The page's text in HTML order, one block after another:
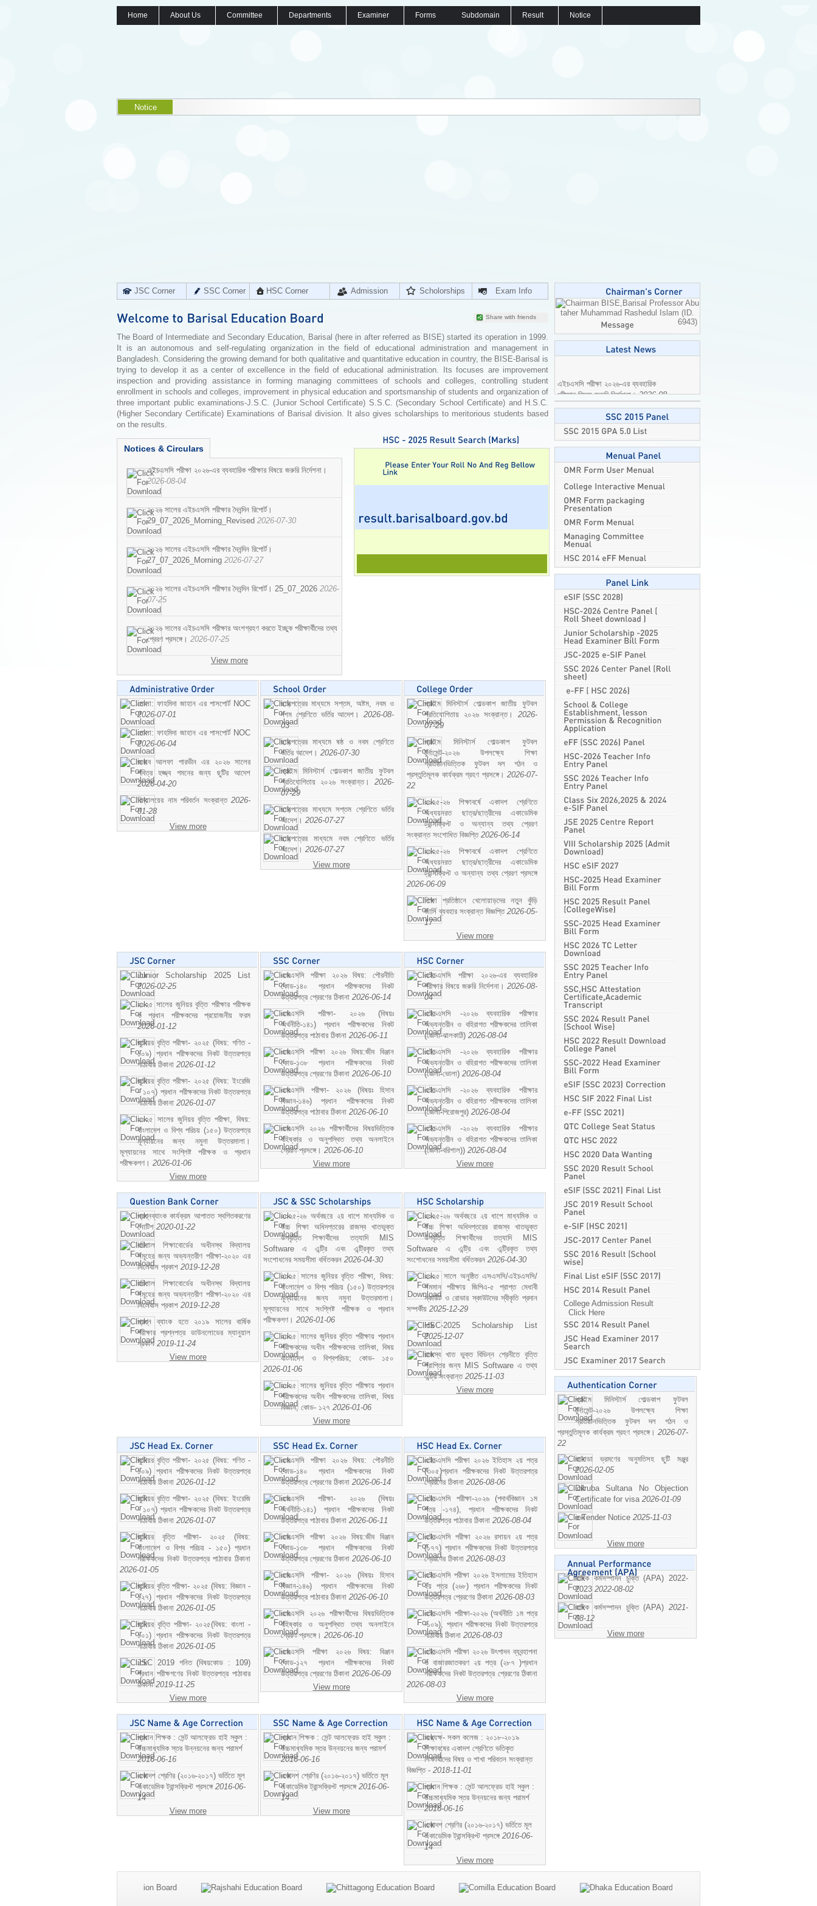
Home About Us Committee Departments Examiner Forms Subdomain Result Notice
Notice
JSC Corner SSC Corner HSC Corner Admission Scholorships Exam Info
Share with friends
The Board of Intermediate and Secondary Education, Barisal (here in after referred as BISE) started its operation in 1999.
It is an autonomous and self-regulating organization in the field of educational administration and management in
Bangladesh. Considering the growing demand for both qualitative and quantitative education in country, the BISE-Barisal is
trying to develop it as a center of excellence in the field of educational administration. Its focuses are improvement
inspection and providing assistance in forming managing committees of schools and colleges, controlling student
enrollment in schools and colleges, improvement in physical education and sportsmanship of students and organization of
three important public examinations-J.S.C. (Junior School Certificate) S.S.C. (Secondary School Certificate) and H.S.C.
(Higher Secondary Certificate) Examinations of Barisal division. It also gives scholarships to meritorious students based
on the results.
Notices & Circulars
এইচএসসি পরীক্ষা ২০২৬-এর ব্যবহারিক পরীক্ষার বিষয়ে জরুরি নির্দেশনা।
2026-08-04
২০২৬ সালের এইচএসসি পরীক্ষার দৈনন্দিন রিপোর্ট।
29_07_2026_Morning_Revised 2026-07-30
২০২৬ সালের এইচএসসি পরীক্ষার দৈনন্দিন রিপোর্ট।
27_07_2026_Morning 2026-07-27
২০২৬ সালের এইচএসসি পরীক্ষার দৈনন্দিন রিপোর্ট। 25_07_2026 2026-
07-25
২০২৬ সালের এইচএসসি পরীক্ষার অংশগ্রহণ করতে ইচ্ছুক পরীক্ষার্থীদের তথ্য
প্রেরণ প্রসঙ্গে। 2026-07-25
View more
মোসা: ফাহমিদা জাহান এর পাসপোর্ট NOC
2026-07-01
মোসা: ফাহমিদা জাহান এর পাসপোর্ট NOC
2026-06-04
জনাব আলফা পারভীন এর ২০২৬ সালের
পবিত্র হজ্জ্ব গমনের জন্য ছুটির আদেশ
2026-04-20
বিদ্যালয়ের নাম পরিবর্তন সংক্রান্ত 2026-
01-28
View more
ছাড়পত্রের মাধ্যমে সপ্তম, অষ্টম, নবম ও
দশম শ্রেণিতে ভর্তির আদেশ। 2026-08-
03
ছাড়পত্রের মাধ্যমে ষষ্ঠ ও নবম শ্রেণিতে
ভর্তির আদেশ। 2026-07-30
প্রাইম মিনিস্টার্স গোল্ডকাপ জাতীয় ফুটবল
প্রতিযোগিতায় ২০২৬ সংক্রান্ত। 2026-
07-29
ছাড়পত্রের মাধ্যমে সপ্তম শ্রেণিতে ভর্তির
আদেশ। 2026-07-27
ছাড়পত্রের মাধ্যমে নবম শ্রেণিতে ভর্তির
আদেশ। 2026-07-27
View more
প্রাইম মিনিস্টার্স গোল্ডকাপ জাতীয় ফুটবল
প্রতিযোগিতায় ২০২৬ সংক্রান্ত। 2026-
07-29
প্রাইম মিনিস্টার্স গোল্ডকাপ ফুটবল
টুর্নামেন্ট-২০২৬ উপলক্ষ্যে শিক্ষা
প্রতিষ্ঠানভিত্তিক ফুটবল দল গঠন ও
প্রস্তুতিমূলক কার্যক্রম গ্রহণ প্রসঙ্গে। 2026-07-
22
২০২৫-২৬ শিক্ষাবর্ষে একাদশ শ্রেণিতে
অধ্যয়নরত ছাত্র/ছাত্রীদের একাডেমিক
ট্রান্সক্রিপ্ট ও অন্যান্য তথ্য প্রেরণ
সংক্রান্ত সংশোধিত বিজ্ঞপ্তি 2026-06-14
২০২৫-২৬ শিক্ষাবর্ষে একাদশ শ্রেণিতে
অধ্যয়নরত ছাত্র/ছাত্রীদের একাডেমিক
ট্রান্সক্রিপ্ট ও অন্যান্য তথ্য প্রেরণ প্রসঙ্গে
2026-06-09
শিক্ষা প্রতিষ্ঠানে খেলোয়াড়দের নতুন কুঁড়ি
জার্সি ব্যবহার সংক্রান্ত বিজ্ঞপ্তি 2026-05-
17
View more
Junior Scholarship 2025 List
2026-02-25
২০২৫ সালের জুনিয়র বৃত্তি পরীক্ষার পরীক্ষক
ও প্রধান পরীক্ষকদের প্রয়োজনীয় ফরম
2026-01-12
জুনিয়র বৃত্তি পরীক্ষা- ২০২৫ (বিষয়: গণিত -
১০৯) প্রধান পরীক্ষকদের নিকট উত্তরপত্র
পাঠাবার ঠিকানা 2026-01-12
জুনিয়র বৃত্তি পরীক্ষা- ২০২৫ (বিষয়: ইংরেজি
- ১০৭) প্রধান পরীক্ষকদের নিকট উত্তরপত্র
পাঠাবার ঠিকানা 2026-01-07
২০২৫ সালের জুনিয়র বৃত্তি পরীক্ষা, বিষয়:
বাংলাদেশ ও বিশ্ব পরিচয় (১৫০) উত্তরপত্র
মূল্যায়নের জন্য নমুনা উত্তরমালা।
মূল্যায়নের সাথে সংশ্লিষ্ট পরীক্ষক ও প্রধান
পরীক্ষকগণ। 2026-01-06
View more
এসএসসি পরীক্ষা ২০২৬ বিষয়: পৌরনীতি
কোড-১৪০ প্রধান পরীক্ষকদের নিকট
উত্তরপত্র প্রেরণের ঠিকানা 2026-06-14
এসএসসি পরীক্ষা- ২০২৬ (বিষয়ঃ
অর্থনীতি-১৪১) প্রধান পরীক্ষকদের নিকট
উত্তরপত্র পাঠাবার ঠিকানা 2026-06-11
এসএসসি পরীক্ষা ২০২৬ বিষয়:জীব বিঞ্জান
কোড-১৩৮ প্রধান পরীক্ষকদের নিকট
উত্তরপত্র প্রেরণের ঠিকানা 2026-06-10
এসএসসি পরীক্ষা- ২০২৬ (বিষয়ঃ হিসাব
বিজ্ঞান-১৪৬) প্রধান পরীক্ষকদের নিকট
উত্তরপত্র পাঠাবার ঠিকানা 2026-06-10
এসএসসি ২০২৬ পরীক্ষার্থীদের বিষয়ভিত্তিক
বহিষ্কার ও অনুপস্থিত তথ্য অনলাইনে
প্রেরণ প্রসঙ্গে। 2026-06-10
View more
এইচএসসি পরীক্ষা ২০২৬-এর ব্যবহারিক
পরীক্ষার বিষয়ে জরুরি নির্দেশনা। 2026-08-
04
এইচএসসি -২০২৬ ব্যবহারিক পরীক্ষার
অভ্যন্তরীন ও বহিরাগত পরীক্ষকদের তালিকা
(জেলা-ঝালকাঠি) 2026-08-04
এইচএসসি -২০২৬ ব্যবহারিক পরীক্ষার
অভ্যন্তরীন ও বহিরাগত পরীক্ষকদের তালিকা
(জেলা-ভোলা) 2026-08-04
এইচএসসি -২০২৬ ব্যবহারিক পরীক্ষার
অভ্যন্তরীন ও বহিরাগত পরীক্ষকদের তালিকা
(জেলা-পিরোজপুর) 2026-08-04
এইচএসসি -২০২৬ ব্যবহারিক পরীক্ষার
অভ্যন্তরীন ও বহিরাগত পরীক্ষকদের তালিকা
(জেলা-বরিশাল)) 2026-08-04
View more
প্রশ্নব্যাংক কার্যক্রম আপাতত স্থগিতকরণের
নোটিশ 2020-01-22
বরিশাল শিক্ষাবোর্ডের অধীনস্থ বিদ্যালয়
সমূহের জন্য অভ্যন্তরীণ পরীক্ষা-২০২০ এর
সিলেবাস প্রকাশ 2019-12-28
বরিশাল শিক্ষাবোর্ডের অধীনস্থ বিদ্যালয়
সমূহের জন্য অভ্যন্তরীণ পরীক্ষা-২০২০ এর
সিলেবাস প্রকাশ 2019-12-28
প্রশ্ন ব্যাংক হতে ২০১৯ সালের বার্ষিক
পরীক্ষার প্রশ্নপত্র ডাউনলোডের ম্যানুয়াল
প্রকাশ 2019-11-24
View more
২০২৫-২৬ অর্থবছরে ২য় ধাপে মাধ্যমিক ও
উচ্চ শিক্ষা অধিদপ্তরের রাজস্ব খাতভুক্ত
উপবৃত্তি শিক্ষার্থীদের তত্যাদি MIS
Software এ এন্ট্রি এবং এন্ট্রিকৃত তথ্য
সংশোধনের সময়সীমা বর্ধিতকরন 2026-04-30
২০২৫ সালের জুনিয়র বৃত্তি পরীক্ষা, বিষয়:
বাংলাদেশ ও বিশ্ব পরিচয় (১৫০) উত্তরপত্র
মূল্যায়নের জন্য নমুনা উত্তরমালা।
মূল্যায়নের সাথে সংশ্লিষ্ট পরীক্ষক ও প্রধান
পরীক্ষকগণ। 2026-01-06
২০২৫ সালের জুনিয়র বৃত্তি পরীক্ষায় প্রধান
পরীক্ষকদের অধীন পরীক্ষকদের তালিকা, বিষয়
বাংলাদেশ ও বিশ্বপরিচয়; কোড- ১৫০
2026-01-06
২০২৫ সালের জুনিয়র বৃত্তি পরীক্ষায় প্রধান
পরীক্ষকদের অধীন পরীক্ষকদের তালিকা, বিষয়
বিজ্ঞান; কোড- ১২৭ 2026-01-06
View more
২০২৫-২৬ অর্থবছরে ২য় ধাপে মাধ্যমিক ও
উচ্চ শিক্ষা অধিদপ্তরের রাজস্ব খাতভুক্ত
উপবৃত্তি শিক্ষার্থীদের তত্যাদি MIS
Software এ এন্ট্রি এবং এন্ট্রিকৃত তথ্য
সংশোধনের সময়সীমা বর্ধিতকরন 2026-04-30
২০২৫ সালে অনুষ্ঠিত এসএসসি/এইচএসসি/
সমমান পরীক্ষায় জিপিএ-৫ প্রাপ্ত মেধাবী
স্কাউট ও রোভার স্কাউটদের স্বীকৃতি প্রদান
সম্পর্কীয় 2025-12-29
HSC-2025 Scholarship List
2025-12-07
রাজস্ব খাত ভুক্ত বিভিন্ন শ্রেনীতে বৃত্তি
প্রাপ্তির জন্য MIS Software এ তথ্য
এন্ট্রি সংক্রান্ত 2025-11-03
View more
জুনিয়র বৃত্তি পরীক্ষা- ২০২৫ (বিষয়: গণিত -
১০৯) প্রধান পরীক্ষকদের নিকট উত্তরপত্র
পাঠাবার ঠিকানা 2026-01-12
জুনিয়র বৃত্তি পরীক্ষা- ২০২৫ (বিষয়: ইংরেজি
- ১০৭) প্রধান পরীক্ষকদের নিকট উত্তরপত্র
পাঠাবার ঠিকানা 2026-01-07
জুনিয়র বৃত্তি পরীক্ষা- ২০২৫ (বিষয়:
বাংলাদেশ ও বিশ্ব পরিচয় - ১৫০) প্রধান
পরীক্ষকদের নিকট উত্তরপত্র পাঠাবার ঠিকানা
2026-01-05
জুনিয়র বৃত্তি পরীক্ষা- ২০২৫ (বিষয়: বিজ্ঞান -
১২৭) প্রধান পরীক্ষকদের নিকট উত্তরপত্র
পাঠাবার ঠিকানা 2026-01-05
জুনিয়র বৃত্তি পরীক্ষা- ২০২৫(বিষয়: বাংলা -
১০১) প্রধান পরীক্ষকদের নিকট উত্তরপত্র
পাঠাবার ঠিকানা 2026-01-05
JSC 2019 গনিত (বিষয়কোড : 109)
প্রধান পরীক্ষগণের নিকট উত্তরপত্র পাঠাবার
ঠিকানা2019-11-25
View more
এসএসসি পরীক্ষা ২০২৬ বিষয়: পৌরনীতি
কোড-১৪০ প্রধান পরীক্ষকদের নিকট
উত্তরপত্র প্রেরণের ঠিকানা 2026-06-14
এসএসসি পরীক্ষা- ২০২৬ (বিষয়ঃ
অর্থনীতি-১৪১) প্রধান পরীক্ষকদের নিকট
উত্তরপত্র পাঠাবার ঠিকানা 2026-06-11
এসএসসি পরীক্ষা ২০২৬ বিষয়:জীব বিঞ্জান
কোড-১৩৮ প্রধান পরীক্ষকদের নিকট
উত্তরপত্র প্রেরণের ঠিকানা 2026-06-10
এসএসসি পরীক্ষা- ২০২৬ (বিষয়ঃ হিসাব
বিজ্ঞান-১৪৬) প্রধান পরীক্ষকদের নিকট
উত্তরপত্র পাঠাবার ঠিকানা 2026-06-10
এসএসসি ২০২৬ পরীক্ষার্থীদের বিষয়ভিত্তিক
বহিষ্কার ও অনুপস্থিত তথ্য অনলাইনে
প্রেরণ প্রসঙ্গে। 2026-06-10
এসএসসি পরীক্ষা ২০২৬ বিষয়: বিঞ্জান
কোড-১২৭ প্রধান পরীক্ষকদের নিকট
উত্তরপত্র প্রেরণের ঠিকানা 2026-06-09
View more
এইচএসসি পরীক্ষা ২০২৬ ইতিহাস ২য় পত্র
(৩০৫)প্রধান পরীক্ষকদের নিকট উত্তরপত্র
প্রেরণের ঠিকানা 2026-08-06
এইচএসসি পরীক্ষা-২০২৬ (পদার্থবিজ্ঞান ১ম
পত্র -১৭৪), প্রধান পরীক্ষকদের নিকট
উত্তরপত্র পাঠাবার ঠিকানা 2026-08-04
এইচএসসি পরীক্ষা ২০২৬ রসায়ন ২য় পত্র
(১৭৭) প্রধান পরীক্ষকদের নিকট উত্তরপত্র
প্রেরণের ঠিকানা 2026-08-03
এইচএসসি পরীক্ষা ২০২৬ ইসলামের ইতিহাস
২য় পত্র (২৬৮) প্রধান পরীক্ষকদের নিকট
উত্তরপত্র প্রেরণের ঠিকানা 2026-08-03
এইচএসসি পরীক্ষা-২০২৬ (অর্থনীতি ১ম পত্র
-১০৯), প্রধান পরীক্ষকদের নিকট উত্তরপত্র
পাঠাবার ঠিকানা 2026-08-03
এইচএসসি পরীক্ষা ২০২৬ উৎপাদন ব্যবন্হাপনা
ও বাজারজাতকরণ ২য় পত্র (২৮৭ )প্রধান
পরীক্ষকদের নিকট উত্তরপত্র প্রেরণের ঠিকানা
2026-08-03
View more
প্রধান শিক্ষক : সেন্ট আলফ্রেড হাই স্কুল :
উচ্চমাধ্যমিক স্তর উন্নয়নের জন্য পরামর্শ
2016-06-16
একাদশ শ্রেণির (২০১৬-২০১৭) ভর্তিতে মূল
একাডেমিক ট্রান্সক্রিপ্ট প্রসঙ্গে 2016-06-
14
View more
প্রধান শিক্ষক : সেন্ট আলফ্রেড হাই স্কুল :
উচ্চমাধ্যমিক স্তর উন্নয়নের জন্য পরামর্শ
2016-06-16
একাদশ শ্রেণির (২০১৬-২০১৭) ভর্তিতে মূল
একাডেমিক ট্রান্সক্রিপ্ট প্রসঙ্গে 2016-06-
14
View more
অধ্যক্ষ- সকল কলেজ : ২০১৮-২০১৯
শিক্ষাবষের একাদশ শ্রেণিতে ভতিকৃত
শিক্ষাথীদের বিষয় ও শাখা পরিবতন সংক্রান্ত
বিজ্ঞপ্তি - 2018-11-01
প্রধান শিক্ষক : সেন্ট আলফ্রেড হাই স্কুল :
উচ্চমাধ্যমিক স্তর উন্নয়নের জন্য পরামর্শ
2016-06-16
একাদশ শ্রেণির (২০১৬-২০১৭) ভর্তিতে মূল
একাডেমিক ট্রান্সক্রিপ্ট প্রসঙ্গে 2016-06-
14
View more
Professor Abu
taher Muhammad Rashedul Islam (ID.
6943)
পরীক্ষার বিষয়ে জরুরি নির্দেশনা।2026-08-
04
College Admission Result
Click Here
প্রাইম মিনিস্টার্স গোল্ডকাপ ফুটবল
টুর্নামেন্ট-২০২৬ উপলক্ষ্যে শিক্ষা
প্রতিষ্ঠানভিত্তিক ফুটবল দল গঠন ও
প্রস্তুতিমূলক কার্যক্রম গ্রহণ প্রসঙ্গে। 2026-07-
22
কানাডা ভ্রমণের অনুমতিসহ ছুটি মঞ্জুর
2026-02-05
Dilruba Sultana No Objection
Certificate for visa 2026-01-09
e-Tender Notice 2025-11-03
View more
বাষিক কর্মসম্পাদন চুক্তি (APA) 2022-
2023 2022-08-02
বাষিক কর্মসম্পাদন চুক্তি (APA) 2021-
08-12
View more